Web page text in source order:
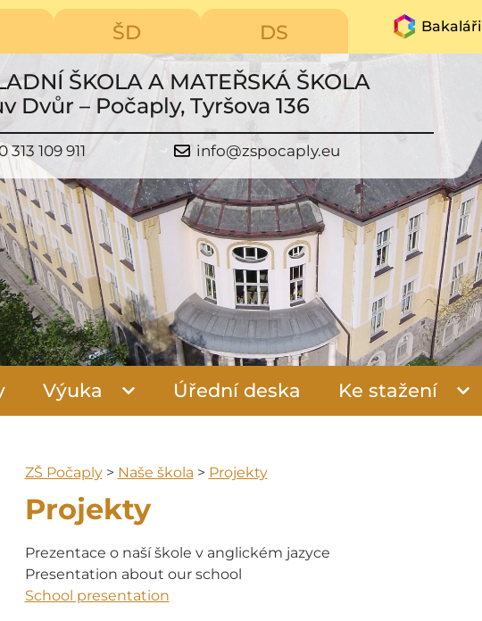
ŠD DS Bakaláři
ŠKOLA A MATEŘSKÁ ŠKOLA
Dvůr – Počaply, Tyršova 136
313 109 911 info@zspocaply.eu
Výuka Úřední deska Ke stažení
ZŠ Počaply> Naše škola > Projekty
Projekty
Prezentace o naší škole v anglickém jazyce
Presentation about our school
School presentation